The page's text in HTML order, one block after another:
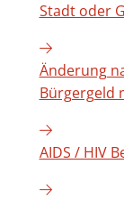
Stadt oder
Änderung
Bürgergeld
AIDS / HIV